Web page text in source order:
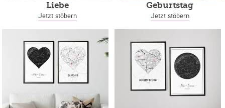
Liebe
Jetzt stöbern
Geburtstag
Jetzt stöbern